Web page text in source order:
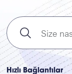
Hızlı Bağlantılar